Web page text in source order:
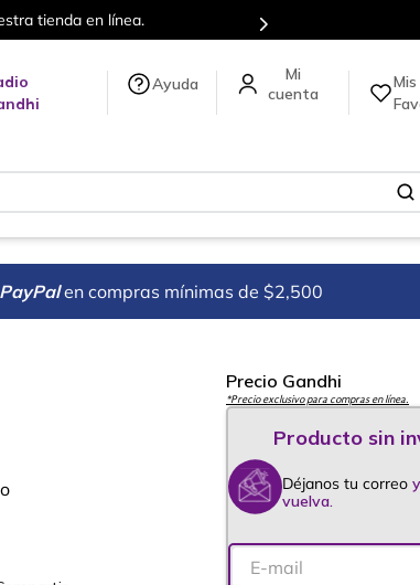
tienda en línea.
Ayuda
Mis
PayPal en compras mínimas de $2,500
Precio Gandhi
*Precio exclusivo para compras en línea.
Déjanos tu correo
vuelva.